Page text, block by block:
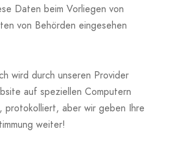
Daten beim Vorliegen von
von Behörden eingesehen
wird durch unseren Provider
auf speziellen Computern
protokolliert, aber wir geben Ihre
weiter!